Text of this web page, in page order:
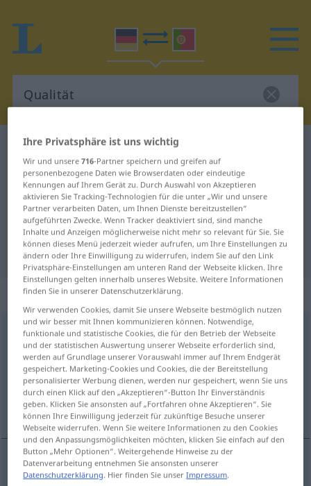
Deutsch-Portugiesisch Wörterbuch
Deutsch-Portugiesisch
Übersetzung für "Qualität"
"Qualität" Portugiesisch
Übersetzung
„Qualität“: Femininum
Qualität [kvaliˈtɛːt]f
Übersicht aller Übersetzungen
(Für mehr Details die Übersetzung anklicken/antippen)
qualidade
qualidadef Qualität
Ihre Privatsphäre ist uns wichtig
Wir und unsere716-Partner speichern und greifen auf
personenbezogene Daten wie Browserdaten oder eindeutige
Kennungen auf Ihrem Gerät zu. Durch Auswahl von Akzeptieren
aktivieren Sie Tracking-Technologien für die unter „Wir und unsere
Partner verarbeiten Daten, um Ihnen Dienste bereitzustellen“
aufgeführten Zwecke. Wenn Tracker deaktiviert sind, sind manche
Inhalte und Anzeigen möglicherweise nicht mehr so relevant für Sie. Sie
können dieses Menü jederzeit wieder aufrufen, um Ihre Einstellungen zu
ändern oder Ihre Einwilligung zu widerrufen, indem Sie auf den Link
Privatsphäre-Einstellungen am unteren Rand der Webseite klicken. Ihre
Einstellungen gelten innerhalb unseres Website. Weitere Informationen
finden Sie in unserer Datenschutzerklärung.
Wir verwenden Cookies, damit Sie unsere Webseite bestmöglich nutzen
und wir besser mit Ihnen kommunizieren können. Notwendige,
funktionale und statistische Cookies, die für den Betrieb der Webseite
und der statistischen Auswertung unserer Webseite erforderlich sind,
werden auf Grundlage unserer Vorauswahl immer auf Ihrem Endgerät
gespeichert. Marketing-Cookies und Cookies, die der Bereitstellung
personalisierter Werbung dienen, werden nur gespeichert, wenn Sie uns
durch einen Klick auf den „Akzeptieren“-Button Ihr Einverständnis
geben. Klicken Sie ansonsten auf „Fortfahren ohne Akzeptieren“. Sie
können Ihre Einwilligung jederzeit für zukünftige Besuche unserer
Webseite widerrufen. Wenn Sie weitere Informationen zu den Cookies
und den Anpassungsmöglichkeiten möchten, klicken Sie einfach auf den
Button „Mehr Optionen“. Weitergehende Hinweise zu der
Datenverarbeitung entnehmen Sie ansonsten unserer
Datenschutzerklärung. Hier finden Sie unserImpressum.